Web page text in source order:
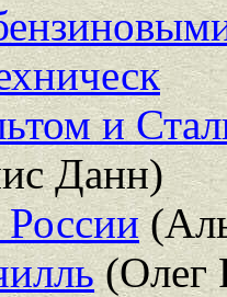
и
Данн)
России
(Олег